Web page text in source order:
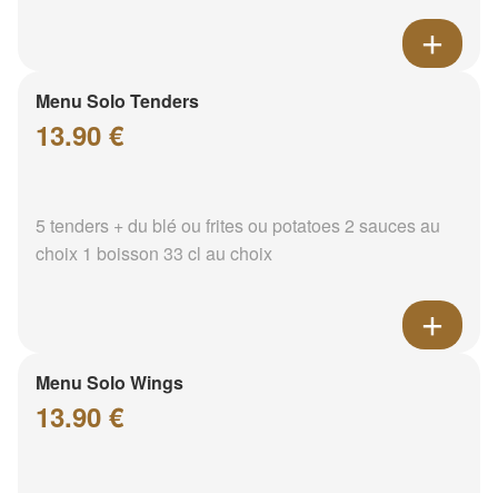
Menu Solo Tenders
13.90 €
5 tenders + du blé ou frites ou potatoes 2 sauces au
choix 1 boisson 33 cl au choix
Menu Solo Wings
13.90 €